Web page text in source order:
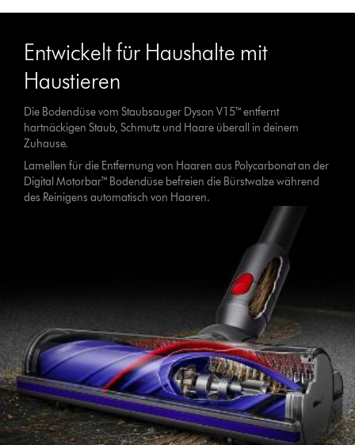
Entwickelt für Haushalte mit
Haustieren
Die Bodendüse vom Staubsauger Dyson V15™ entfernt
hartnäckigen Staub, Schmutz und Haare überall in deinem
Zuhause.
Lamellen für die Entfernung von Haaren aus Polycarbonat an der
Digital Motorbar™ Bodendüse befreien die Bürstwalze während
des Reinigens automatisch von Haaren.